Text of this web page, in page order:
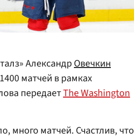
АлександрОвечкин
матчей в рамках
передаетThe Washington
много матчей. Счастлив, что